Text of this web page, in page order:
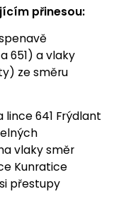
přinesou:
651) a vlaky
ze směru
641 Frýdlant
vlaky směr
Kunratice
přestupy